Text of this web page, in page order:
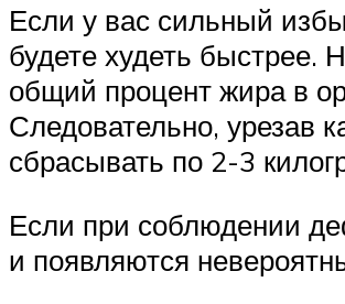
Если у вас сильный
будете худеть быстрее.
общий процент жира в
Следовательно, урезав
сбрасывать по 2-3
Если при соблюдении
и появляются